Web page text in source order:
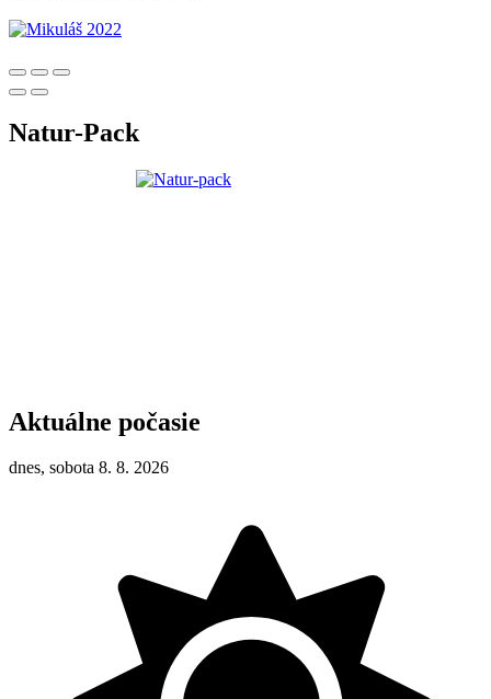
Natur-Pack
Aktuálne počasie
dnes, sobota 8. 8. 2026